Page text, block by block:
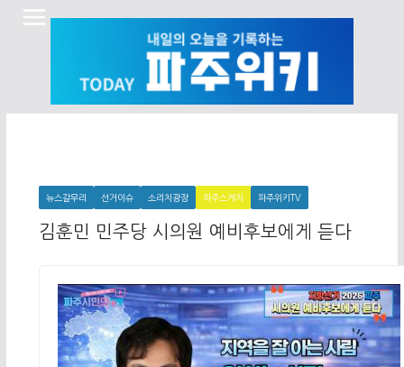
Skip
뉴스갈무리 선거이슈 소리치광장 파주스케치 파주위키TV
김훈민 민주당 시의원 예비후보에게 듣다